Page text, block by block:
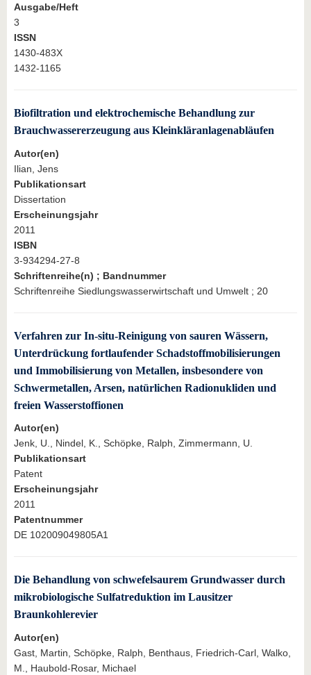
Ausgabe/Heft
3
ISSN
1430-483X
1432-1165
Biofiltration und elektrochemische Behandlung zur
Brauchwassererzeugung aus Kleinkläranlagenabläufen
Autor(en)
Ilian, Jens
Publikationsart
Dissertation
Erscheinungsjahr
2011
ISBN
3-934294-27-8
Schriftenreihe(n) ; Bandnummer
Schriftenreihe Siedlungswasserwirtschaft und Umwelt ; 20
Verfahren zur In-situ-Reinigung von sauren Wässern,
Unterdrückung fortlaufender Schadstoffmobilisierungen
und Immobilisierung von Metallen, insbesondere von
Schwermetallen, Arsen, natürlichen Radionukliden und
freien Wasserstoffionen
Autor(en)
Jenk, U., Nindel, K., Schöpke, Ralph, Zimmermann, U.
Publikationsart
Patent
Erscheinungsjahr
2011
Patentnummer
DE 102009049805A1
Die Behandlung von schwefelsaurem Grundwasser durch
mikrobiologische Sulfatreduktion im Lausitzer
Braunkohlerevier
Autor(en)
Gast, Martin, Schöpke, Ralph, Benthaus, Friedrich-Carl, Walko,
M., Haubold-Rosar, Michael